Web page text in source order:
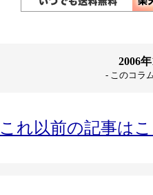
2006
- このコラ
これ以前の記事は